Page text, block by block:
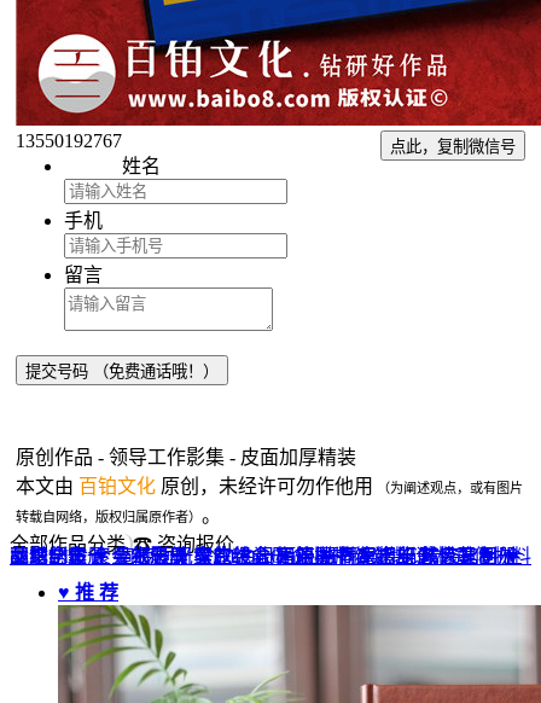
13550192767 点此，复制微信号
姓名
手机
留言
原创作品 - 领导工作影集 - 皮面加厚精装
本文由 百铂文化 原创，未经许可勿作他用
（为阐述观点，或有图片
转载自网络，版权归属原作者） 。
全部作品分类 ☎ 咨询报价
品牌全案 ▼ 宣传画册 VI+LOGO 企业刊物 包装设计 宣传物料
网站UI设计 导视设计 餐饮设计 酒店品牌设计 纪念相册 ▼
企业纪念册 聚会纪念册 毕业纪念册 领导/同事相册 成人礼相册
战友纪念册 个人影集 家庭/生日相册 旅行纪念册 精装定制 ▼
菜谱制作 企业邮册 光盘包装盒 高端楼书 家谱族谱 家具画册
♥ 推 荐